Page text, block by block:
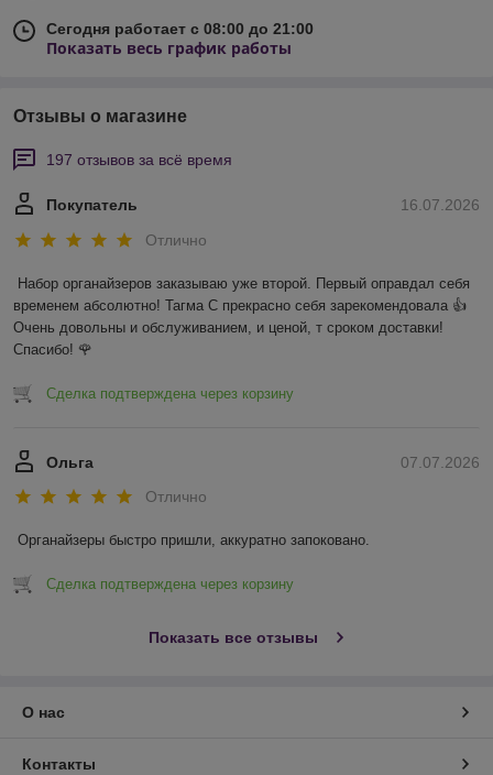
Сегодня работает с 08:00 до 21:00
Показать весь график работы
Отзывы о магазине
197 отзывов за всё время
16.07.2026
Покупатель
Отлично
Набор органайзеров заказываю уже второй. Первый оправдал себя
временем абсолютно! Тагма С прекрасно себя зарекомендовала 👍
Очень довольны и обслуживанием, и ценой, т сроком доставки!
Спасибо! 🌹
Сделка подтверждена через корзину
07.07.2026
Ольга
Отлично
Органайзеры быстро пришли, аккуратно запоковано.
Сделка подтверждена через корзину
Показать все отзывы
О нас
Контакты